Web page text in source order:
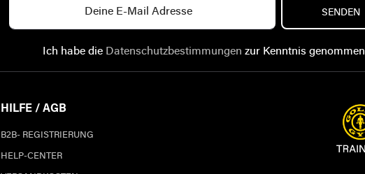
SENDEN
Ich habe die Datenschutzbestimmungen zur Kenntnis
HILFE / AGB
B2B- REGISTRIERUNG
HELP-CENTER